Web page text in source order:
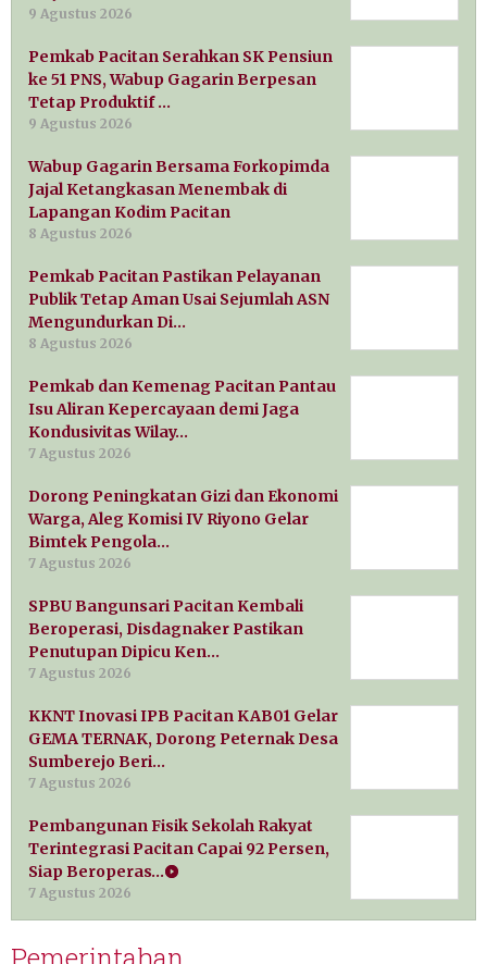
9 Agustus 2026
Pemkab Pacitan Serahkan SK Pensiun
ke 51 PNS, Wabup Gagarin Berpesan
Tetap Produktif …
9 Agustus 2026
Wabup Gagarin Bersama Forkopimda
Jajal Ketangkasan Menembak di
Lapangan Kodim Pacitan
8 Agustus 2026
Pemkab Pacitan Pastikan Pelayanan
Publik Tetap Aman Usai Sejumlah ASN
Mengundurkan Di…
8 Agustus 2026
Pemkab dan Kemenag Pacitan Pantau
Isu Aliran Kepercayaan demi Jaga
Kondusivitas Wilay…
7 Agustus 2026
Dorong Peningkatan Gizi dan Ekonomi
Warga, Aleg Komisi IV Riyono Gelar
Bimtek Pengola…
7 Agustus 2026
SPBU Bangunsari Pacitan Kembali
Beroperasi, Disdagnaker Pastikan
Penutupan Dipicu Ken…
7 Agustus 2026
KKNT Inovasi IPB Pacitan KAB01 Gelar
GEMA TERNAK, Dorong Peternak Desa
Sumberejo Beri…
7 Agustus 2026
Pembangunan Fisik Sekolah Rakyat
Terintegrasi Pacitan Capai 92 Persen,
Siap Beroperas…
7 Agustus 2026